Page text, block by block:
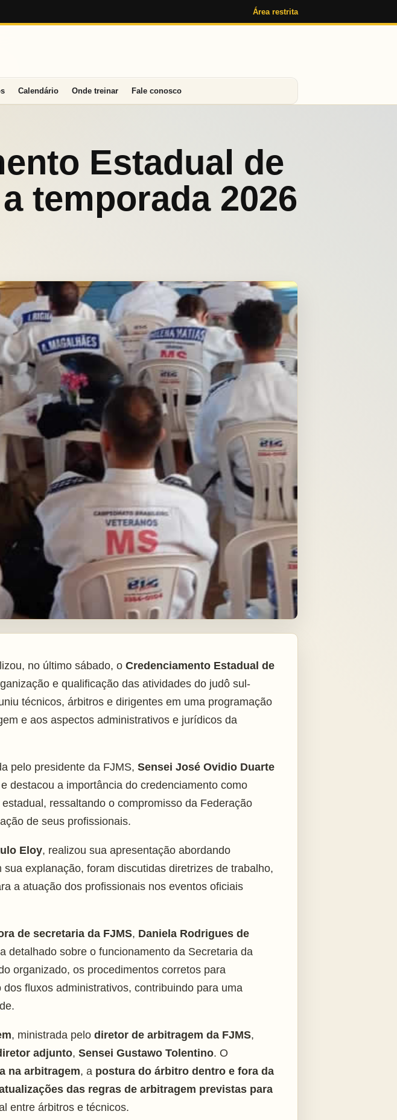
Área restrita
Calendário Onde treinar Fale conosco
Estadual de
temporada 2026
no último sábado, o Credenciamento Estadual de
e qualificação das atividades do judô sul-
técnicos, árbitros e dirigentes em uma programação
e aos aspectos administrativos e jurídicos da
pelo presidente da FJMS, Sensei José Ovidio Duarte
destacou a importância do credenciamento como
ressaltando o compromisso da Federação
de seus profissionais.
Eloy, realizou sua apresentação abordando
explanação, foram discutidas diretrizes de trabalho,
a atuação dos profissionais nos eventos oficiais
de secretaria da FJMS, Daniela Rodrigues de
detalhado sobre o funcionamento da Secretaria da
organizado, os procedimentos corretos para
fluxos administrativos, contribuindo para uma
, ministrada pelo diretor de arbitragem da FJMS,
adjunto, Sensei Gustawo Tolentino. O
na arbitragem, a postura do árbitro dentro e fora da
das regras de arbitragem previstas para
entre árbitros e técnicos.